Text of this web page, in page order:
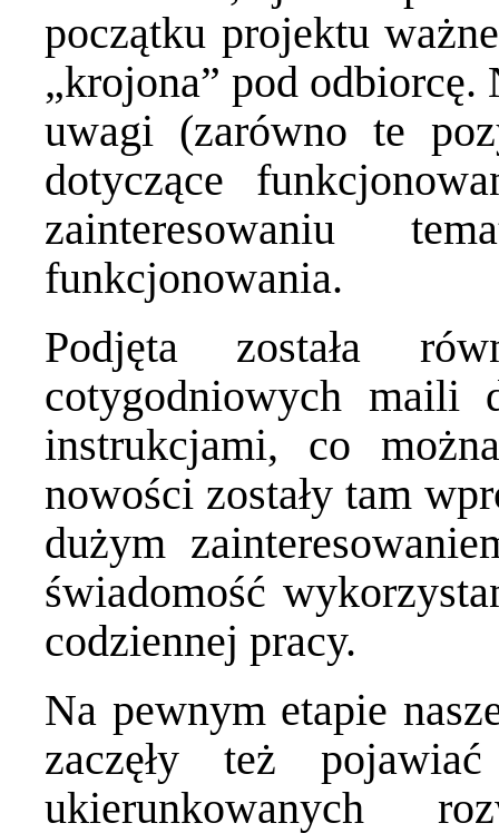
początku projektu
„krojona” pod
uwagi (zarówno te
dotyczące
zainteresowaniu
funkcjonowania.
Podjęta została
cotygodniowych
instrukcjami, co
nowości zostały tam
dużym
świadomość
codziennej pracy.
Na pewnym etapie
zaczęły też
ukierunkowanych